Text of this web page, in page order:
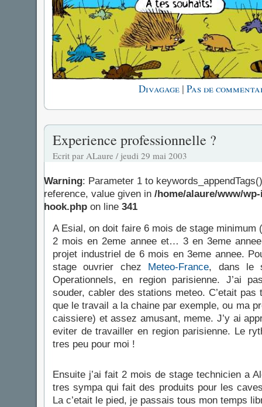
Divagage | Pas de
Experience professionnelle ?
Ecrit par ALaure / jeudi 29 mai 2003
Warning: Parameter 1 to
reference, value given in /home/alaure/www/
hook.php on line 341
A Esial, on doit faire 6 mois de stage minimum
2 mois en 2eme annee et… 3 en 3eme
projet industriel de 6 mois en 3eme annee.
stage ouvrier chez Meteo-France, dans le
Operationnels, en region parisienne. J’ai
souder, cabler des stations meteo. C’etait pas
que le travail a la chaine par exemple, ou ma
caissiere) et assez amusant, meme. J’y ai
eviter de travailler en region parisienne. Le
tres peu pour moi !
Ensuite j’ai fait 2 mois de stage technicien a
tres sympa qui fait des produits pour les
La c’etait le pied, je passais tous mon temps